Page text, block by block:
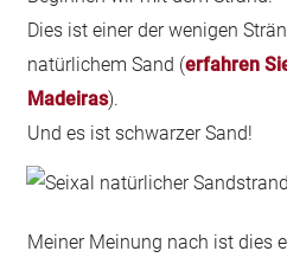
Dies ist einer der wenigen
natürlichem Sand (erfahren
Madeiras).
Und es ist schwarzer Sand!
Meiner Meinung nach ist dies